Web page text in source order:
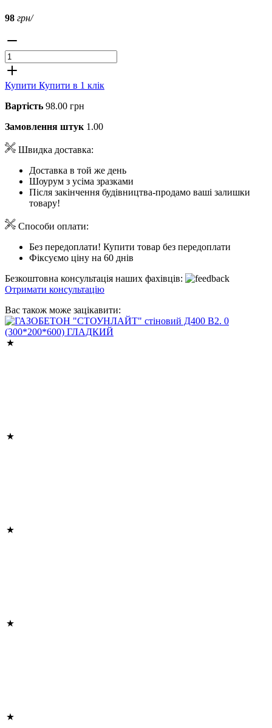
98 грн/
Купити Купити в 1 клік
Вартість 98.00 грн
Замовлення штук 1.00
Швидка доставка:
Доставка в той же день
Шоурум з усіма зразками
Після закінчення будівництва-продамо ваші залишки
товару!
Способи оплати:
Без передоплати! Купити товар без передоплати
Фіксуємо ціну на 60 днів
Безкоштовна консультація наших фахівців:
Отримати консультацію
Вас також може зацікавити: